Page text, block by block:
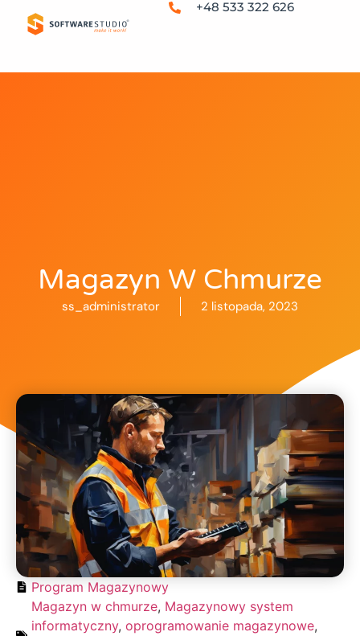
+48 533 322 626
Magazyn W Chmurze
ss_administrator 2 listopada, 2023
Program Magazynowy
Magazyn w chmurze, Magazynowy system
informatyczny, oprogramowanie magazynowe,